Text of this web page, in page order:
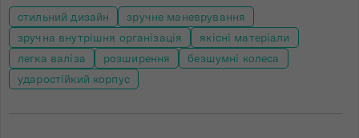
стильний дизайн
зручне маневрування
зручна внутрішня організація
якісні матеріали
легка валіза
розширення
безшумні колеса
ударостійкий корпус